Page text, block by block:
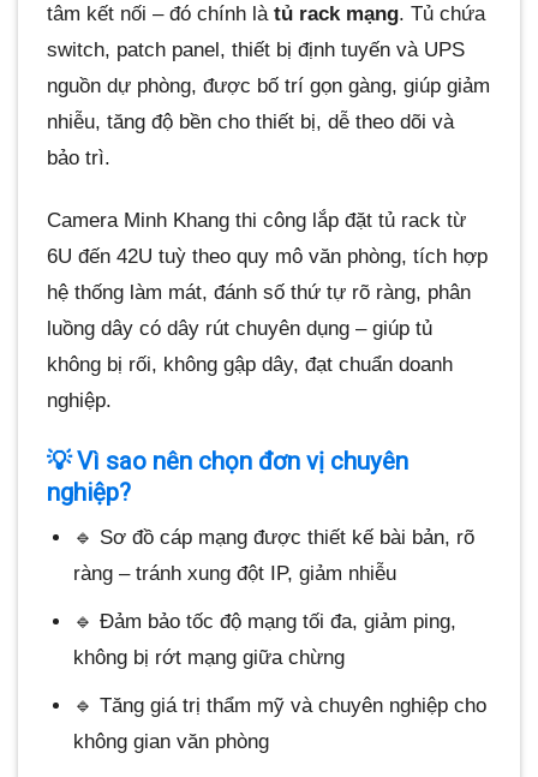
tâm kết nối – đó chính là tủ rack mạng. Tủ chứa
switch, patch panel, thiết bị định tuyến và UPS
nguồn dự phòng, được bố trí gọn gàng, giúp giảm
nhiễu, tăng độ bền cho thiết bị, dễ theo dõi và
bảo trì.
Camera Minh Khang thi công lắp đặt tủ rack từ
6U đến 42U tuỳ theo quy mô văn phòng, tích hợp
hệ thống làm mát, đánh số thứ tự rõ ràng, phân
luồng dây có dây rút chuyên dụng – giúp tủ
không bị rối, không gập dây, đạt chuẩn doanh
nghiệp.
💡 Vì sao nên chọn đơn vị chuyên
nghiệp?
🔹 Sơ đồ cáp mạng được thiết kế bài bản, rõ
ràng – tránh xung đột IP, giảm nhiễu
🔹 Đảm bảo tốc độ mạng tối đa, giảm ping,
không bị rớt mạng giữa chừng
🔹 Tăng giá trị thẩm mỹ và chuyên nghiệp cho
không gian văn phòng